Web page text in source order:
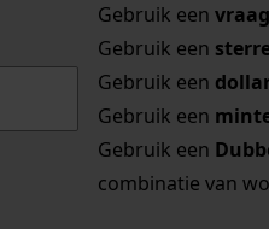
Gebruik een
Gebruik een
Gebruik een
Gebruik een
Gebruik een
combinatie van